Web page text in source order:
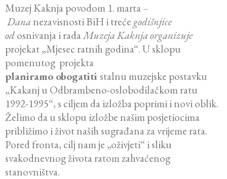
Muzej Kaknja povodom 1. marta –
Dana nezavisnosti BiH i treće godišnjice
odosnivanja i radaMuzeja Kaknja organizuje
projekat „Mjesec ratnih godina“. U sklopu
pomenutog projekta
planiramo obogatiti stalnu muzejske postavku
„Kakanj u Odbrambeno-oslobodilačkom ratu
1992-1995“, s ciljem da izložba poprimi i novi oblik.
Želimo da u sklopu izložbe našim posjetiocima
približimo i život naših sugrađana za vrijeme rata.
Pored fronta, cilj nam je „oživjeti“ i sliku
svakodnevnog života ratom zahvaćenog
stanovništva.